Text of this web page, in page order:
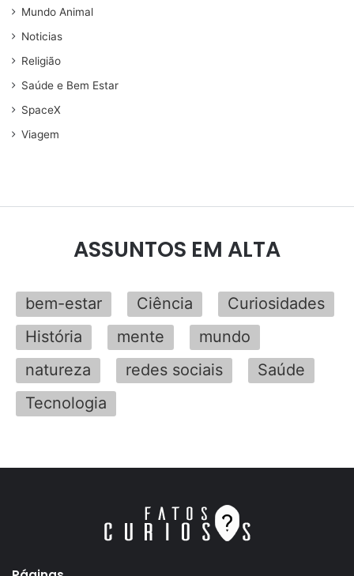
Mundo Animal
Noticias
Religião
Saúde e Bem Estar
SpaceX
Viagem
ASSUNTOS EM ALTA
bem-estar Ciência
Curiosidades
História
mente
mundo
natureza
redes sociais
Saúde
Tecnologia